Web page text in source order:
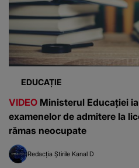
EDUCAȚIE
VIDEO Ministerul Educației
examenelor de admitere la
rămas neocupate
Redacția Știrile Kanal D